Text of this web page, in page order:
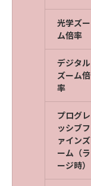
光学ズー
ム倍率
デジタル
ズーム倍
率
プログレ
ッシブフ
ァインズ
ーム（ラ
ージ時）